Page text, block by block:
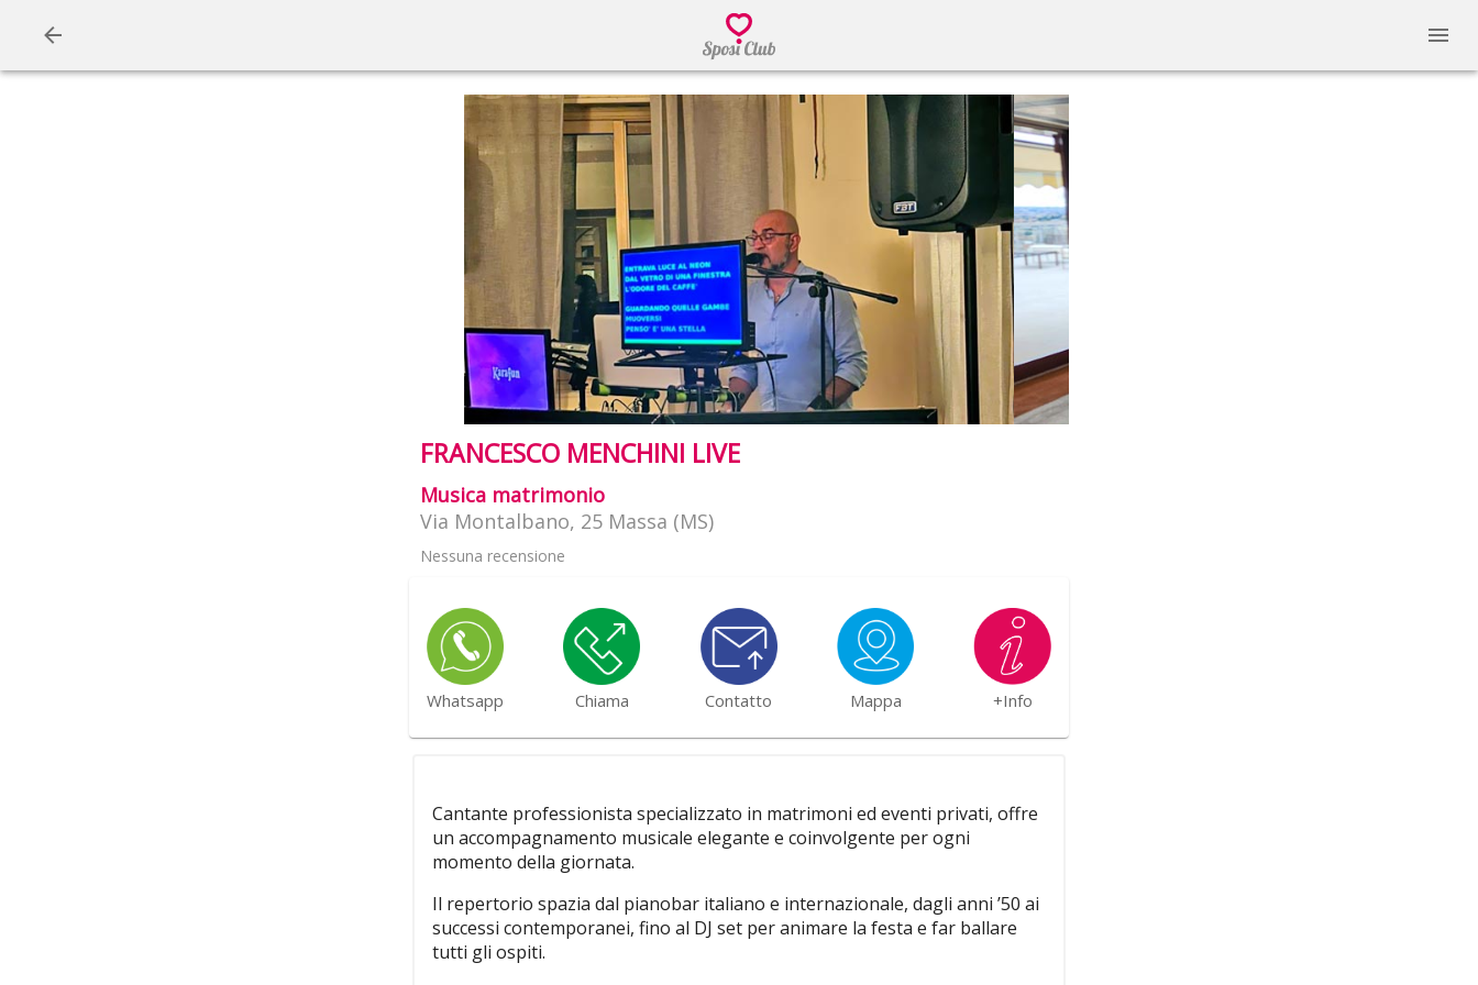
FRANCESCO MENCHINI LIVE
Musica matrimonio
Via Montalbano, 25 Massa (MS)
Nessuna recensione
Whatsapp Chiama Contatto Mappa +Info
Cantante professionista specializzato in matrimoni ed eventi privati, offre
un accompagnamento musicale elegante e coinvolgente per ogni
momento della giornata.
Il repertorio spazia dal pianobar italiano e internazionale, dagli anni ’50 ai
successi contemporanei, fino al DJ set per animare la festa e far ballare
tutti gli ospiti.